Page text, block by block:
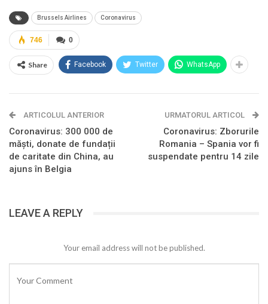
Brussels Airlines Coronavirus
0
746
Share Facebook Twitter WhatsApp
ARTICOLUL ANTERIOR
Coronavirus: 300 000 de
măști, donate de fundații
de caritate din China, au
ajuns în Belgia
URMATORUL ARTICOL
Coronavirus: Zborurile
Romania – Spania vor fi
suspendate pentru 14 zile
LEAVE A REPLY
Your email address will not be published.